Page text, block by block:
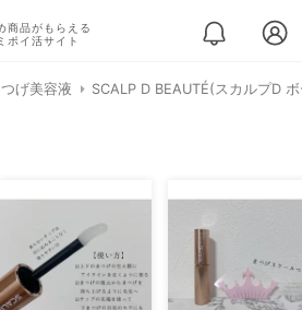
商品がもらえる
ポイ活サイト
つげ美容液 SCALP D BEAUTÉ(スカルプD